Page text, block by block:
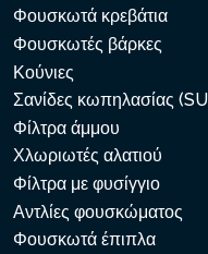
Φουσκωτά κρεβάτια
Φουσκωτές βάρκες
Κούνιες
Σανίδες κωπηλασίας
Φίλτρα άμμου
Χλωριωτές αλατιού
Φίλτρα με φυσίγγιο
Αντλίες φουσκώματος
Φουσκωτά έπιπλα